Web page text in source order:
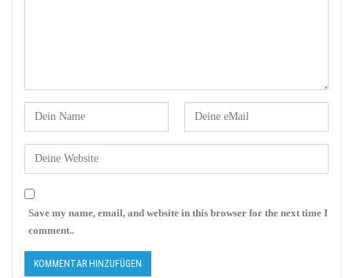
Save my name, email, and website in this browser for the next time I
comment..